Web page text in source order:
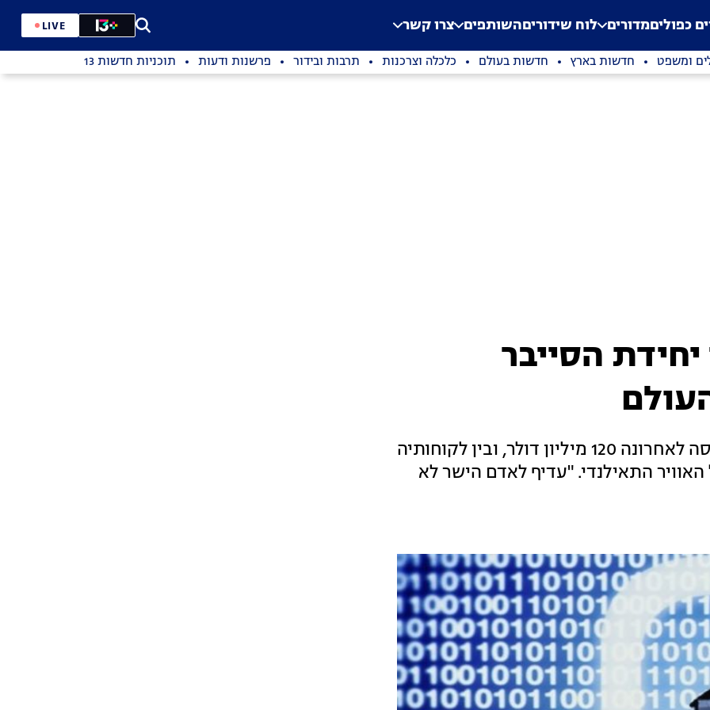
Application error: a
. כפוליםמדורים לוח שידוריםהשותפים צרו קשר LIVE
ומשפט חדשות בארץ חדשות בעולם כלכלה וצרכנות תרבות ובידור פרשנות ודעות תוכניות חדשות 13
הסייבר
חברת "סיי", שהוקמה על ידי יוצאי מדור 21, גייסה לאחרונה 120 מיליון דולר, ובין לקוחותיה
התאילנדי. "עדיף לאדם הישר לא